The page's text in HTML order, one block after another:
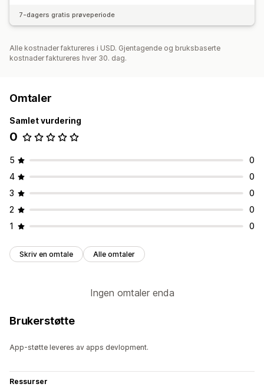
7-dagers gratis prøveperiode
Alle kostnader faktureres i USD. Gjentagende og bruksbaserte
kostnader faktureres hver 30. dag.
Omtaler
Samlet vurdering
0
5
0
4
0
3
0
2
0
1
0
Skriv en omtale Alle omtaler
Ingen omtaler enda
Brukerstøtte
App-støtte leveres av apps devlopment.
Ressurser